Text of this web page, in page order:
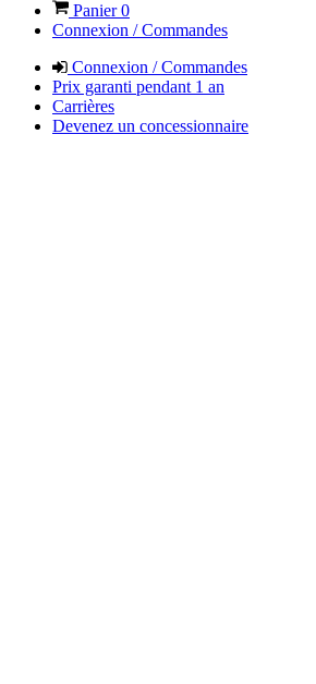
Panier0
Connexion / Commandes
Connexion / Commandes
Prix garanti pendant 1 an
Carrières
Devenez un concessionnaire